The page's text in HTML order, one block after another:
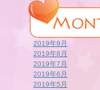
2019年9月
2019年8月
2019年7月
2019年6月
2019年5月